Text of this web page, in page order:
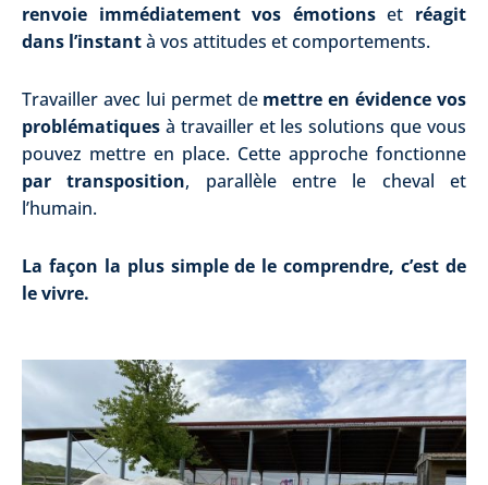
renvoie immédiatement vos émotionset réagit
dans l’instantà vos attitudes et comportements.
Travailler avec lui permet de mettre en évidence vos
problématiques à travailler et les solutions que vous
pouvez mettre en place. Cette approche fonctionne
par transposition, parallèle entre le cheval et
l’humain.
La façon la plus simple de le comprendre, c’est de
le vivre.